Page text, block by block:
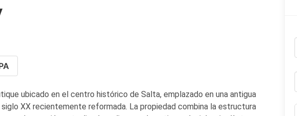
ubicado en el centro histórico de Salta, emplazado en una antigua
XX recientemente reformada. La propiedad combina la estructura